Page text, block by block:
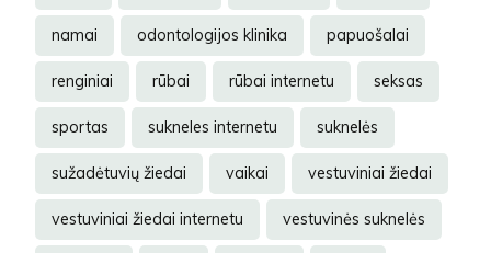
namai odontologijos klinika papuošalai
renginiai rūbai rūbai internetu seksas
sportas sukneles internetu suknelės
sužadėtuvių žiedai vaikai vestuviniai žiedai
vestuviniai žiedai internetu vestuvinės suknelės